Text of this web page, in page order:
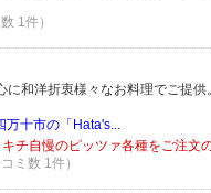
1件）
に和洋折衷様々なお料理でご提
万十市の「Hata's...
キチ自慢のピッツァ各種をご注文
ミ数 1件）